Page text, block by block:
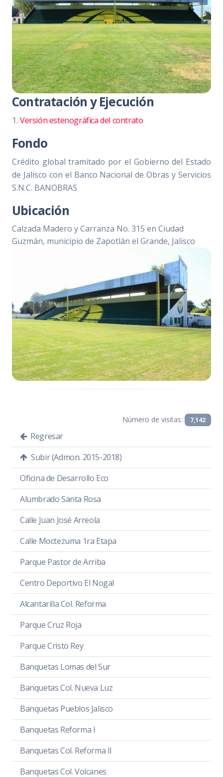
Contratación y Ejecución
1. Versión estenográfica del contrato
Fondo
Crédito global tramitado por el Gobierno del Estado
de Jalisco con el Banco Nacional de Obras y Servicios
S.N.C. BANOBRAS
Ubicación
Calzada Madero y Carranza No. 315 en Ciudad
Guzmán, municipio de Zapotlán el Grande, Jalisco
Número de visitas: 7,142
Regresar
Subir (Admon. 2015-2018)
Oficina de Desarrollo Eco
Alumbrado Santa Rosa
Calle Juan José Arreola
Calle Moctezuma 1ra Etapa
Parque Pastor de Arriba
Centro Deportivo El Nogal
Alcantarilla Col. Reforma
Parque Cruz Roja
Parque Cristo Rey
Banquetas Lomas del Sur
Banquetas Col. Nueva Luz
Banquetas Pueblos Jalisco
Banquetas Reforma I
Banquetas Col. Reforma II
Banquetas Col. Volcanes